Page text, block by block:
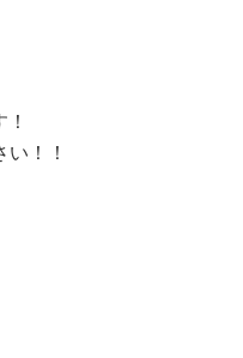
！！